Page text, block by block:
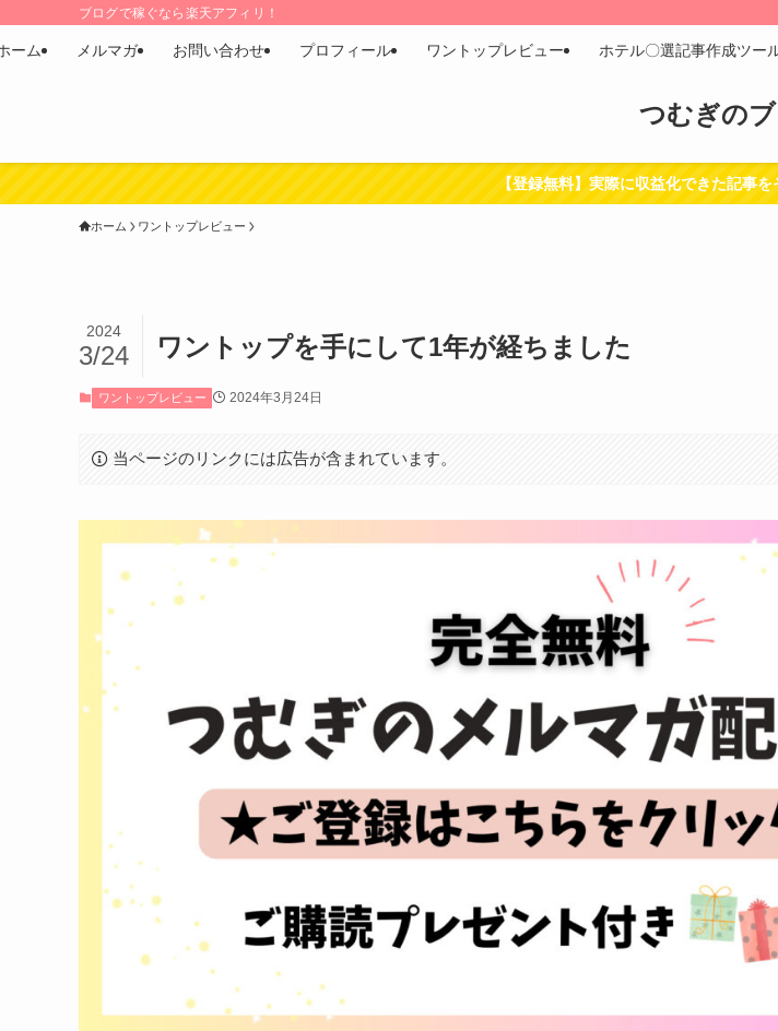
ブログで稼ぐなら楽天アフィリ！
つむぎの
ーム メルマガ お問い合わせ プロフィール ワントップレビュー ホテル〇選記事作成ツー
【登録無料】実際に収益化できた記事
ホーム ワントップレビュー
ワントップを手にして1年が経ちました
2024
3/24
ワントップレビュー 2024年3月24日
当ページのリンクには広告が含まれています。